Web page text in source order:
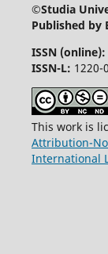
©Studia
Published by
ISSN (online):
ISSN-L: 1220-
This work is
Attribution-
International